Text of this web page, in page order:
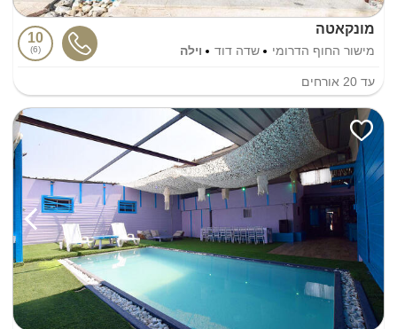
מונקאטה
מישור החוף הדרומי שדה דוד וילה
10
6
עד 20 אורחים